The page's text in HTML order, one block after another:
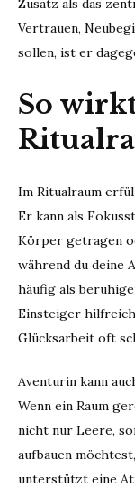
Vertrauen,
sollen, ist er
So
Im Ritualraum
Er kann als
Körper getragen
während du deine
häufig als
Einsteiger
Glücksarbeit oft
Aventurin kann
Wenn ein Raum
nicht nur Leere,
aufbauen
unterstützt eine